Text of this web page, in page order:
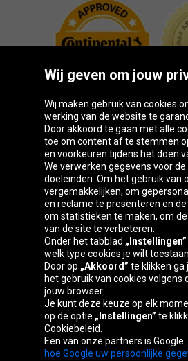
Oponeo-groep
Belgique
Česká
republika
España France Italia
Österreich
Wij geven om jouw
Wij maken gebruik van cookies
werking van de website te
Door akkoord te gaan met alle
toe om content af te stemmen
en voorkeuren tijdens het doen
We verwerken gegevens voor
doeleinden: Om het gebruik van
vergemakkelijken, om
en reclame te presenteren en
om statistieken te maken, om
van de site te verbeteren.
Onder het tabblad „Instellingen”
welk type cookies je wilt toestaan.
Door op „Akkoord” te klikken ga
het gebruik van cookies volgens
jouw browser.
Je kunt deze keuze op elk
op de optie „Instellingen” te
Cookiebeleid.
Een van onze partners is Google.
hoe Google uw persoonlijke